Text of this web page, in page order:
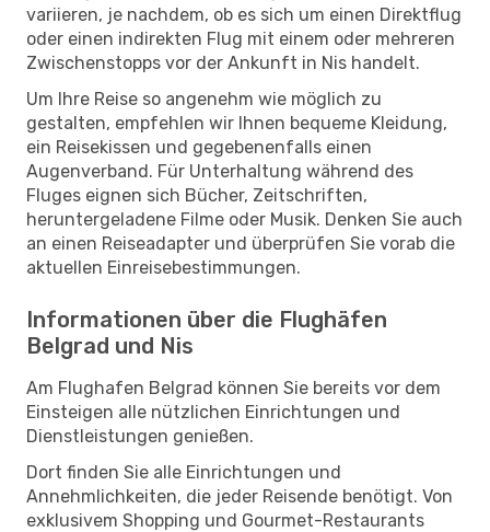
variieren, je nachdem, ob es sich um einen Direktflug
oder einen indirekten Flug mit einem oder mehreren
Zwischenstopps vor der Ankunft in Nis handelt.
Um Ihre Reise so angenehm wie möglich zu
gestalten, empfehlen wir Ihnen bequeme Kleidung,
ein Reisekissen und gegebenenfalls einen
Augenverband. Für Unterhaltung während des
Fluges eignen sich Bücher, Zeitschriften,
heruntergeladene Filme oder Musik. Denken Sie auch
an einen Reiseadapter und überprüfen Sie vorab die
aktuellen Einreisebestimmungen.
Informationen über die Flughäfen
Belgrad und Nis
Am Flughafen Belgrad können Sie bereits vor dem
Einsteigen alle nützlichen Einrichtungen und
Dienstleistungen genießen.
Dort finden Sie alle Einrichtungen und
Annehmlichkeiten, die jeder Reisende benötigt. Von
exklusivem Shopping und Gourmet-Restaurants